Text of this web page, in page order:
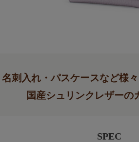
名刺入れ・パスケースなど様
国産シュリンクレザーの
SPEC